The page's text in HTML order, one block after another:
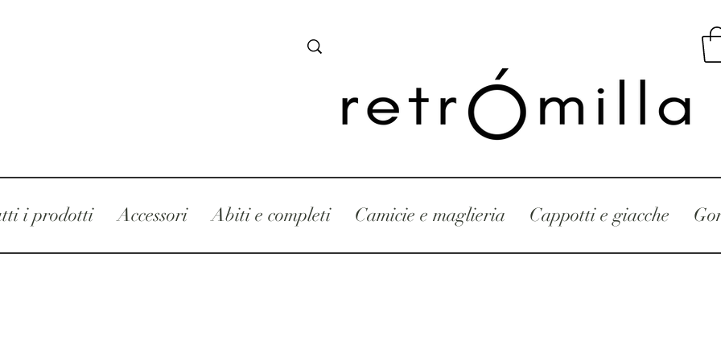
i prodotti Accessori Abiti e completi Camicie e maglieria Cappotti e giacche